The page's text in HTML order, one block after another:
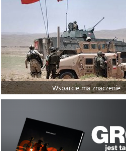
Wsparcie ma znaczenie